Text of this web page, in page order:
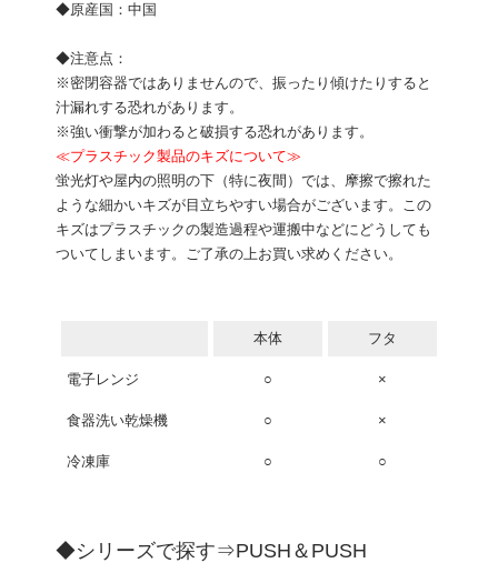
◆原産国：中国
◆注意点：
※密閉容器ではありませんので、振ったり傾けたりすると
汁漏れする恐れがあります。
※強い衝撃が加わると破損する恐れがあります。
≪プラスチック製品のキズについて≫
蛍光灯や屋内の照明の下（特に夜間）では、摩擦で擦れた
ような細かいキズが目立ちやすい場合がございます。この
キズはプラスチックの製造過程や運搬中などにどうしても
ついてしまいます。ご了承の上お買い求めください。
本体 フタ
電子レンジ ○ ×
食器洗い乾燥機 ○ ×
冷凍庫 ○ ○
◆シリーズで探す⇒PUSH＆PUSH